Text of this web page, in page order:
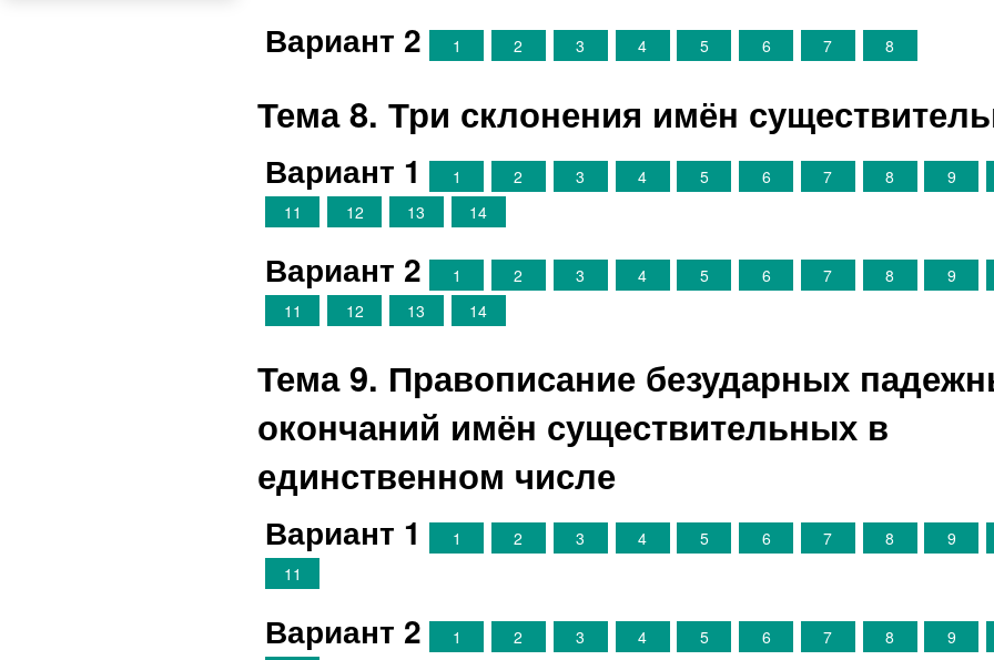
Вариант 2 1 2 3 4 5 6 7 8
Тема 8. Три склонения имён
Вариант 1 1 2 3 4 5 6 7 8
9
11
12 13 14
Вариант 2 1 2 3 4 5 6 7 8
9
11
12 13 14
Тема 9. Правописание безударных
окончаний имён существительных в
единственном числе
Вариант 1 1 2 3 4 5 6 7 8
9
11
Вариант 2 1 2 3 4 5 6 7 8
9